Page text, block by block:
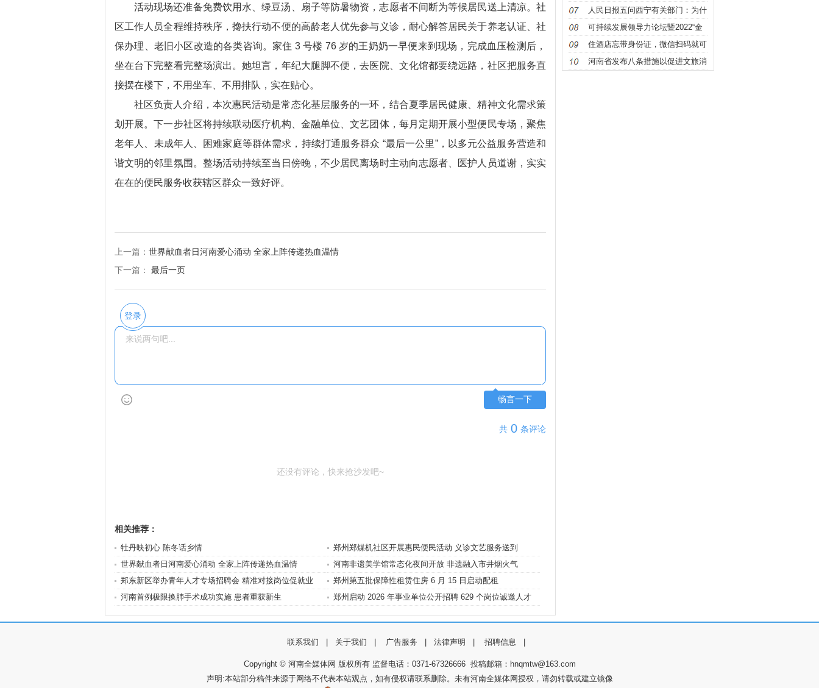
活动现场还准备免费饮用水、绿豆汤、扇子等防暑物资，志愿者不间断为等候居民送上清凉。社
区工作人员全程维持秩序，搀扶行动不便的高龄老人优先参与义诊，耐心解答居民关于养老认证、社
保办理、老旧小区改造的各类咨询。家住 3 号楼 76 岁的王奶奶一早便来到现场，完成血压检测后，
坐在台下完整看完整场演出。她坦言，年纪大腿脚不便，去医院、文化馆都要绕远路，社区把服务直
接摆在楼下，不用坐车、不用排队，实在贴心。
社区负责人介绍，本次惠民活动是常态化基层服务的一环，结合夏季居民健康、精神文化需求策
划开展。下一步社区将持续联动医疗机构、金融单位、文艺团体，每月定期开展小型便民专场，聚焦
老年人、未成年人、困难家庭等群体需求，持续打通服务群众 “最后一公里”，以多元公益服务营造和
谐文明的邻里氛围。整场活动持续至当日傍晚，不少居民离场时主动向志愿者、医护人员道谢，实实
在在的便民服务收获辖区群众一致好评。
上一篇： 世界献血者日河南爱心涌动 全家上阵传递热血温情
下一篇： 最后一页
登录
畅言一下
共 0 条评论
还没有评论，快来抢沙发吧~
相关推荐：
牡丹映初心 陈冬话乡情
郑州郑煤机社区开展惠民便民活动 义诊文艺服务送到
世界献血者日河南爱心涌动 全家上阵传递热血温情
河南非遗美学馆常态化夜间开放 非遗融入市井烟火气
郑东新区举办青年人才专场招聘会 精准对接岗位促就业
郑州第五批保障性租赁住房 6 月 15 日启动配租
河南首例极限换肺手术成功实施 患者重获新生
郑州启动 2026 年事业单位公开招聘 629 个岗位诚邀人才
朱
人民日报五问西宁有关部门：为什
么
可持续发展领导力论坛暨2022“金
钥
住酒店忘带身份证，微信扫码就可
办
河南省发布八条措施以促进文旅消
联系我们 关于我们 广告服务 法律声明 招聘信息
Copyright © 河南全媒体网 版权所有 监督电话：0371-67326666 投稿邮箱：hnqmtw@163.com
声明:本站部分稿件来源于网络不代表本站观点，如有侵权请联系删除。未有河南全媒体网授权，请勿转载或建立镜像